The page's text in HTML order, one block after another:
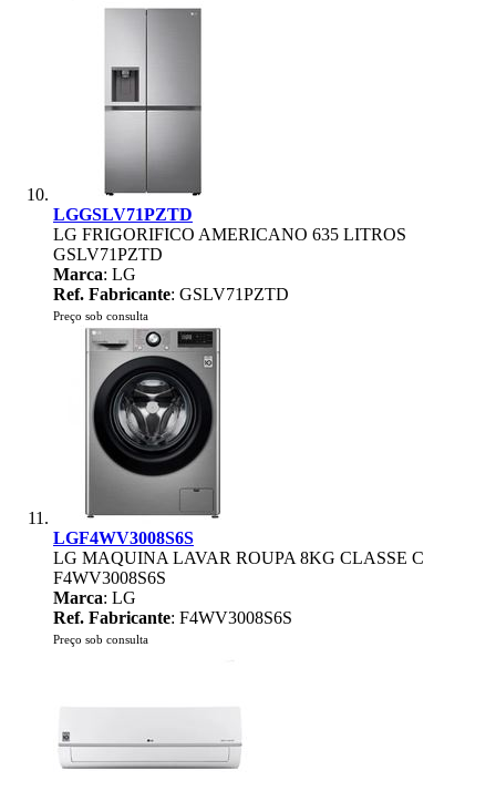
LGGSLV71PZTD
LG FRIGORIFICO AMERICANO 635 LITROS
GSLV71PZTD
Marca: LG
Ref. Fabricante: GSLV71PZTD
Preço sob consulta
LGF4WV3008S6S
LG MAQUINA LAVAR ROUPA 8KG CLASSE C
F4WV3008S6S
Marca: LG
Ref. Fabricante: F4WV3008S6S
Preço sob consulta